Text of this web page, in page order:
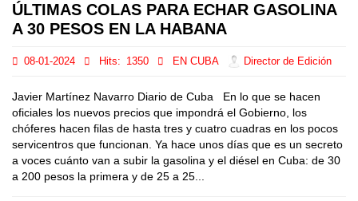
ÚLTIMAS COLAS PARA ECHAR GASOLINA
A 30 PESOS EN LA HABANA
08-01-2024 Hits: 1350 EN CUBA Director de Edición
Javier Martínez Navarro Diario de Cuba En lo que se hacen
oficiales los nuevos precios que impondrá el Gobierno, los
chóferes hacen filas de hasta tres y cuatro cuadras en los pocos
servicentros que funcionan. Ya hace unos días que es un secreto
a voces cuánto van a subir la gasolina y el diésel en Cuba: de 30
a 200 pesos la primera y de 25 a 25...